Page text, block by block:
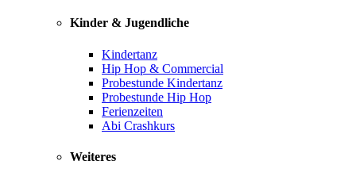
Kinder & Jugendliche
Kindertanz
Hip Hop & Commercial
Probestunde Kindertanz
Probestunde Hip Hop
Ferienzeiten
Abi Crashkurs
Weiteres